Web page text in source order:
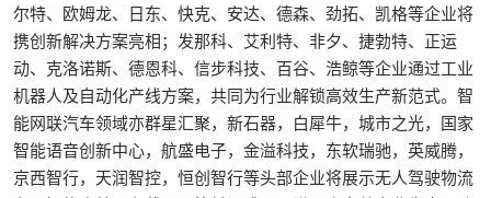
尔特、欧姆龙、日东、快克、安达、德森、劲拓、凯格等企业将
携创新解决方案亮相；发那科、艾利特、非夕、捷勃特、正运
动、克洛诺斯、德恩科、信步科技、百谷、浩鲸等企业通过工业
机器人及自动化产线方案，共同为行业解锁高效生产新范式。智
能网联汽车领域亦群星汇聚，新石器，白犀牛，城市之光，国家
智能语音创新中心，航盛电子，金溢科技，东软瑞驰，英威腾，
京西智行，天润智控，恒创智行等头部企业将展示无人驾驶物流